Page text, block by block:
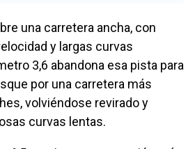
una carretera ancha, con
y largas curvas
3,6 abandona esa pista para
por una carretera más
volviéndose revirado y
curvas lentas.